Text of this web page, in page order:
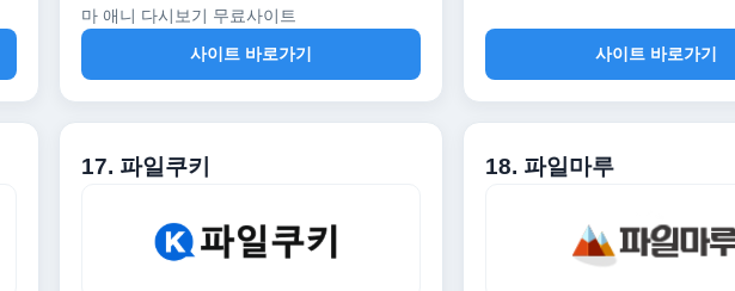
마 애니 다시보기 무료사이트
사이트 바로가기
사이트 바로가기
17. 파일쿠키 18. 파일마루